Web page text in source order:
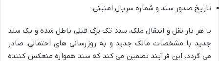
تاریخ صدور سند و شماره سریال امنیتی.
با هر بار نقل و انتقال ملک، سند تک برگ قبلی باطل شده و یک سند
جدید با مشخصات مالک جدید و به روزرسانی های احتمالی، صادر
می گردد. این فرآیند تضمین می کند که سند همواره منعکس کننده